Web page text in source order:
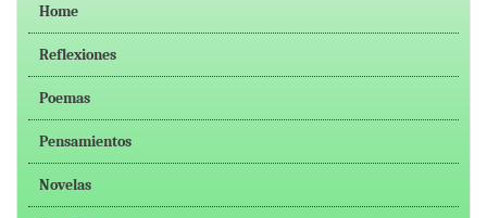
Home
Reflexiones
Poemas
Pensamientos
Novelas